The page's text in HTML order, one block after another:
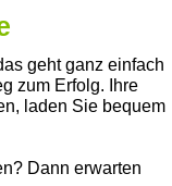
geht ganz einfach
zum Erfolg. Ihre
laden Sie bequem
Dann erwarten